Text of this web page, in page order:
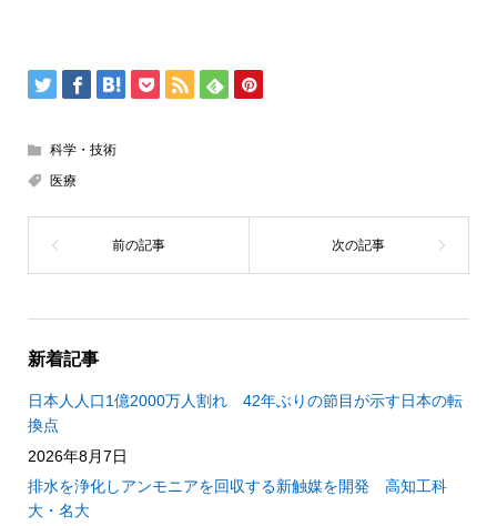
科学・技術
医療
新着記事
日本人人口1億2000万人割れ 42年ぶりの節目が示す日本の転
換点
2026年8月7日
排水を浄化しアンモニアを回収する新触媒を開発 高知工科
大・名大